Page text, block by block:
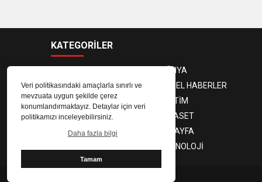
Veri politikasındaki amaçlarla sınırlı ve
mevzuata uygun şekilde çerez
konumlandırmaktayız. Detaylar için veri
politikamızı inceleyebilirsiniz.
Daha fazla bilgi
Tamam
KATEGORİLER
DÜNYA
GÜNDEM
YEREL HABERLER
EKONOMİ
EĞİTİM
MAGAZİN
SİYASET
SPOR
3. SAYFA
TEKNOLOJİ